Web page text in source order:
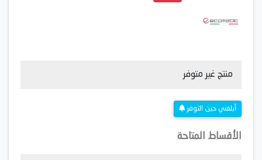
منتج غير متوفر
أبلغني حين التوفر
الأقساط المتاحة